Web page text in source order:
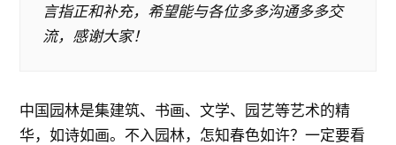
言指正和补充，希望能与各位多多沟通多多交
流，感谢大家！
中国园林是集建筑、书画、文学、园艺等艺术的精
华，如诗如画。不入园林，怎知春色如许？一定要看